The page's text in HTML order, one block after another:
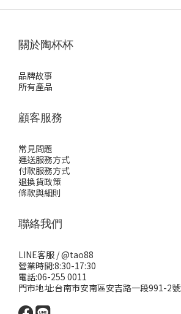
關於陶杯杯
品牌故事
所有產品
顧客服務
常見問題
運送服務方式
付款服務方式
退換貨政策
條款與細則
聯絡我們
LINE客服 /@tao88
營業時間:8:30-17:30
電話:06-255 0011
門市地址:台南市安南區安吉路一段991-2號